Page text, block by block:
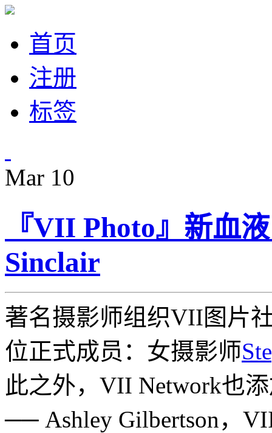
首页
注册
标签
Mar 10
『VII Photo』新血
Sinclair
著名摄影师组织VII图片
位正式成员：女摄影师
此之外，VII Network也
── Ashley Gilbertson，